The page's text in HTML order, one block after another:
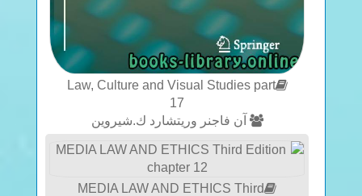
Law, Culture and Visual Studies part
17
آن فاجنر وريتشارد ك.شيروين
MEDIA LAW AND ETHICS Third